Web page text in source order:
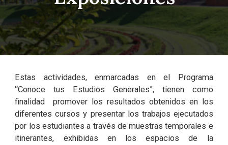
Estas actividades, enmarcadas en el Programa
“Conoce tus Estudios Generales”, tienen como
finalidad promover los resultados obtenidos en los
diferentes cursos y presentar los trabajos ejecutados
por los estudiantes a través de muestras temporales e
itinerantes, exhibidas en los espacios de la